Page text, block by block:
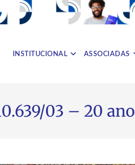
INSTITUCIONAL ASSOCIADAS
03 – 20